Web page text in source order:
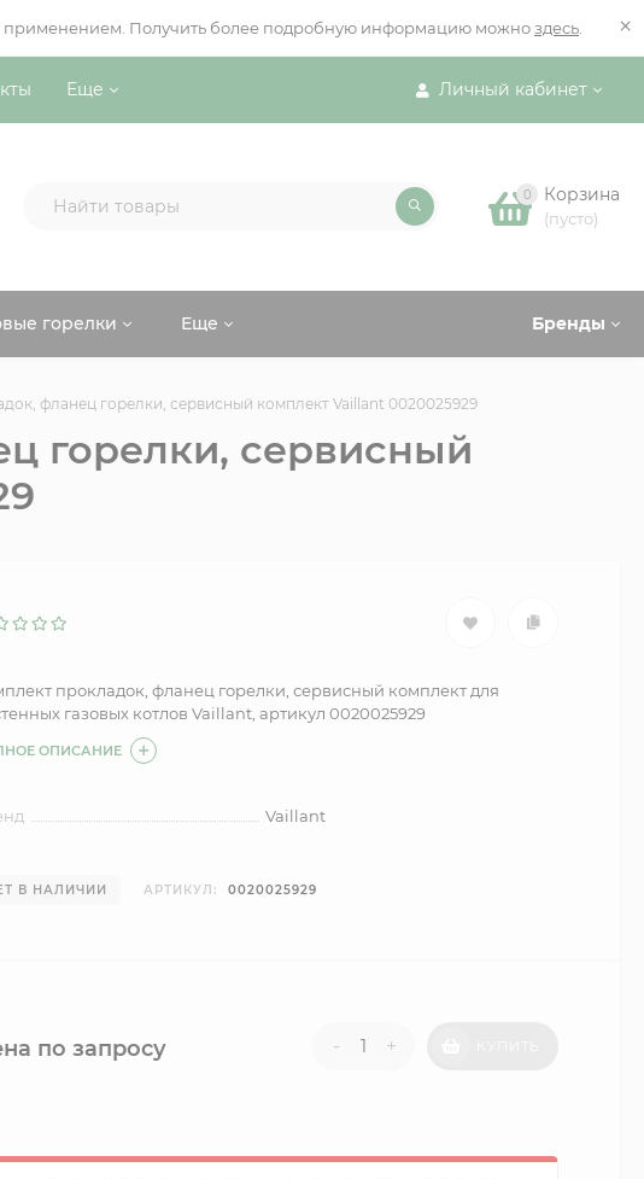
применением. Получить более подробную информацию можно здесь ×
Личный кабинет
Еще
0 Корзина
(пусто)
Бренды
горелки Еще
фланец горелки, сервисный комплект Vaillant 0020025929
горелки, сервисный
прокладок, фланец горелки, сервисный комплект для
газовых котлов Vaillant, артикул 0020025929
ОПИСАНИЕ
Vaillant
В НАЛИЧИИ АРТИКУЛ: 0020025929
по запросу - +